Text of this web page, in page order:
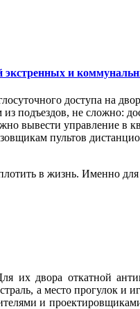
экстренных и
доступа на
подъездов, не сложно:
вывести управление в
пультов
в жизнь. Именно
двора откатной
а место прогулок
и